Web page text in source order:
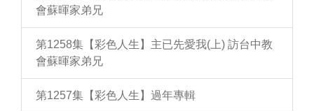
會蘇暉家弟兄
第1258集【彩色人生】主已先愛我(上) 訪台中教
會蘇暉家弟兄
第1257集【彩色人生】過年專輯